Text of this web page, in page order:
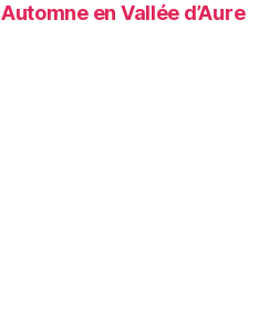
Automne en Vallée d’Aure